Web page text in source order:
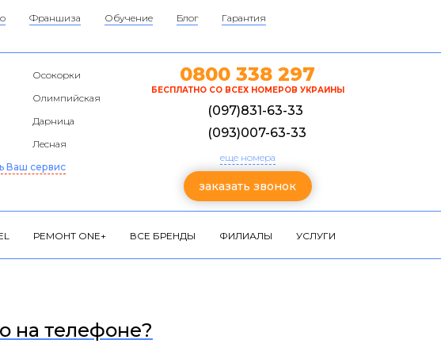
Франшиза Обучение Блог
Гарантия
Осокорки
Олимпийская
Дарница
Лесная
Ваш сервис
0800 338 297
БЕСПЛАТНО СО ВСЕХ НОМЕРОВ УКРАИНЫ
(097)831-63-33
(093)007-63-33
еще номера
заказать звонок
РЕМОНТ ONE+ ВСЕ БРЕНДЫ ФИЛИАЛЫ УСЛУГИ
на телефоне?